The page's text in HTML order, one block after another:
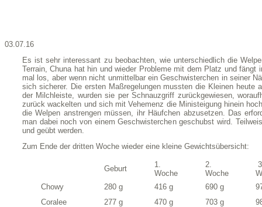
03.07.16
Es ist sehr interessant zu beobachten, wie unterschiedlich die
Terrain, Chuna hat hin und wieder Probleme mit dem Platz und
mal los, aber wenn nicht unmittelbar ein Geschwisterchen in seiner
sich sicherer. Die ersten Maßregelungen mussten die Kleinen heute
der Milchleiste, wurden sie per Schnauzgriff zurückgewiesen,
zurück wackelten und sich mit Vehemenz die Ministeigung hinein
die Welpen anstrengen müssen, ihr Häufchen abzusetzen. Das
man dabei noch von einem Geschwisterchen geschubst wird.
und geübt werden.
Zum Ende der dritten Woche wieder eine kleine Gewichtsübersicht:
Geburt
1.
Woche
2.
Woche
Chowy
280 g 416 g 690 g
Coralee
277 g 470 g 703 g